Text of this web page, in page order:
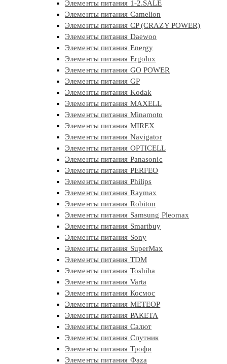
Элементы питания 1-2.SALE
Элементы питания Camelion
Элементы питания CP (CRAZY POWER)
Элементы питания Daewoo
Элементы питания Energy
Элементы питания Ergolux
Элементы питания GO POWER
Элементы питания GP
Элементы питания Kodak
Элементы питания MAXELL
Элементы питания Minamoto
Элементы питания MIREX
Элементы питания Navigator
Элементы питания OPTICELL
Элементы питания Panasonic
Элементы питания PERFEO
Элементы питания Philips
Элементы питания Raymax
Элементы питания Robiton
Элементы питания Samsung Pleomax
Элементы питания Smartbuy
Элементы питания Sony
Элементы питания SuperMax
Элементы питания TDM
Элементы питания Toshiba
Элементы питания Varta
Элементы питания Космос
Элементы питания МЕТЕОР
Элементы питания РАКЕТА
Элементы питания Салют
Элементы питания Спутник
Элементы питания Трофи
Элементы питания Фaza